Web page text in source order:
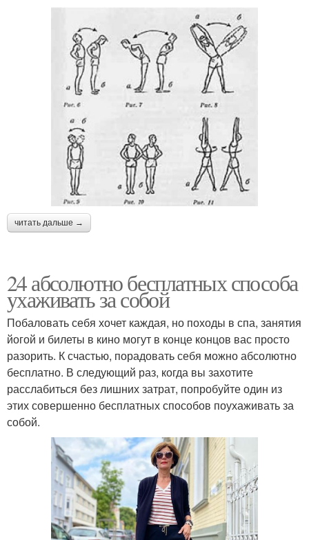
читать дальше →
24 абсолютно бесплатных способа
ухаживать за собой
Побаловать себя хочет каждая, но походы в спа, занятия
йогой и билеты в кино могут в конце концов вас просто
разорить. К счастью, порадовать себя можно абсолютно
бесплатно. В следующий раз, когда вы захотите
расслабиться без лишних затрат, попробуйте один из
этих совершенно бесплатных способов поухаживать за
собой.